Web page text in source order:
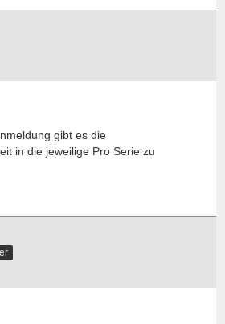
gibt es die
in die jeweilige Pro Serie zu